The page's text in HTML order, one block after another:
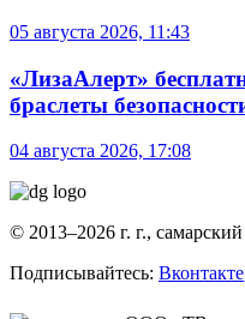
05 августа 2026, 11:43
«ЛизаАлерт»
браслеты
04 августа 2026, 17:08
© 2013–2026 г. г.,
Подписывайтесь: Вконтакте